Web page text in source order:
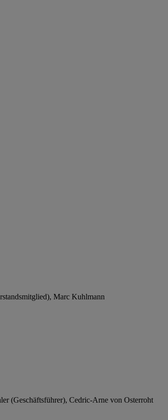
Marc Kuhlmann
(Geschäftsführer), Cedric-Arne von Osterroht